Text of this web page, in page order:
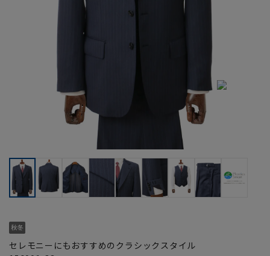
セレモニーにもおすすめのクラシックスタイル